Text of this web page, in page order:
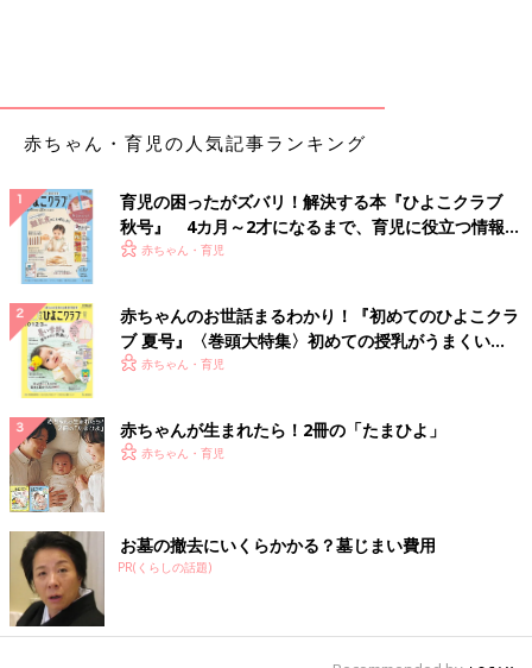
細見え効果もアリ！「リブフリルコンビネーション
T」「リブプルオンワイドパンツ」
赤ちゃん・育児の人気記事ランキング
育児の困ったがズバリ！解決する本『ひよこクラブ
秋号』 4カ月～2才になるまで、育児に役立つ情報が
いっぱい！
赤ちゃん・育児
赤ちゃんのお世話まるわかり！『初めてのひよこクラ
ブ 夏号』〈巻頭大特集〉初めての授乳がうまくい
く！ おっぱい・ミルクの基本と夏のトラブル 解決テ
赤ちゃん・育児
赤ちゃんが生まれたら！2冊の「たまひよ」
赤ちゃん・育児
お墓の撤去にいくらかかる？墓じまい費用
PR(くらしの話題)